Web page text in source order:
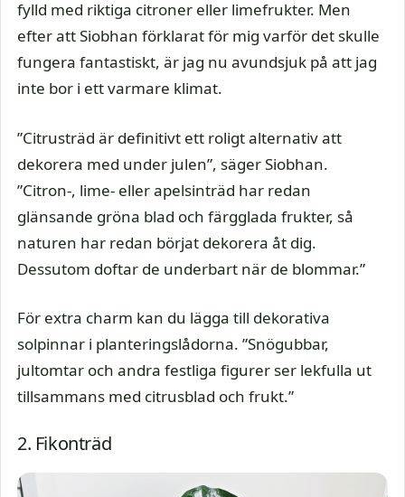
fylld med riktiga citroner eller limefrukter. Men
efter att Siobhan förklarat för mig varför det skulle
fungera fantastiskt, är jag nu avundsjuk på att jag
inte bor i ett varmare klimat.
”Citrusträd är definitivt ett roligt alternativ att
dekorera med under julen”, säger Siobhan.
”Citron-, lime- eller apelsinträd har redan
glänsande gröna blad och färgglada frukter, så
naturen har redan börjat dekorera åt dig.
Dessutom doftar de underbart när de blommar.”
För extra charm kan du lägga till dekorativa
solpinnar i planteringslådorna. ”Snögubbar,
jultomtar och andra festliga figurer ser lekfulla ut
tillsammans med citrusblad och frukt.”
2. Fikonträd